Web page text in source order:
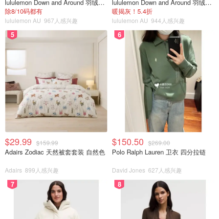
接从冰冻下锅，和刚擀出来的面条一样好吃～
面条美食
手擀面真的能做好多美食，特别方便😋
🌟 切成2cm款的皮带面可以做绝搭的新疆大盘鸡
🌟 正常的宽面可以做豆角焖面，西红柿茄子打卤面
🌟 再细点儿的手擀面可以用来红烧牛肉面，凉拌面
自己做的面条健康也简单，喜欢的宝宝可以做起来，清淡的
面条当主食，配上优质的蛋白和时蔬，减脂餐DIY也是可以
总之可以随心所欲，变着花样吃，最后👇附上一些家常面食
料理，希望大家喜欢～
lululemon Down and Around 羽绒夹克
除8/10码都有
lululemon AU 967人感兴趣
lululemon Down and Around 羽绒夹克
暖揭灰！5.4折
lululemon AU 944人感兴趣
5
$29.99 $159.99
Adairs Zodiac 天然被套套装 自然色
Adairs 899人感兴趣
6
$150.50 $269.00
Polo Ralph Lauren 卫衣 四分拉链
David Jones 627人感兴趣
7 8